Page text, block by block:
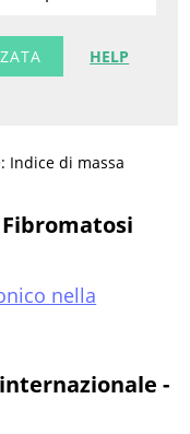
HELP
Indice di massa
nella
-